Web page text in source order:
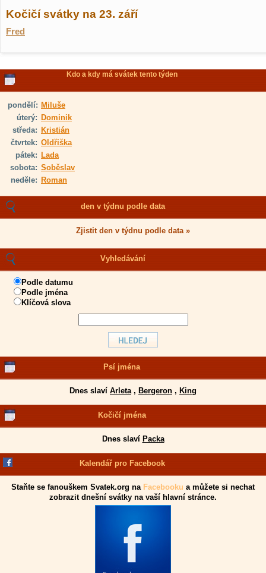
Kočičí svátky na 23. září
Fred
Kdo a kdy má svátek tento týden
pondělí: Miluše
úterý: Dominik
středa: Kristián
čtvrtek: Oldřiška
pátek: Lada
sobota: Soběslav
neděle: Roman
den v týdnu podle data
Zjistit den v týdnu podle data »
Vyhledávání
Podle datumu
Podle jména
Klíčová slova
Psí jména
Dnes slaví Arleta, Bergeron , King
Kočičí jména
Dnes slaví Packa
Kalendář pro Facebook
Staňte se fanouškem Svatek.org na Facebooku a můžete si nechat
zobrazit dnešní svátky na vaší hlavní stránce.